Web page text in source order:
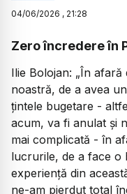
04/06/2026 , 21:28
Zero încredere în
Ilie Bolojan: „În afară
noastră, de a avea
țintele bugetare -
acum, va fi anulat și
mai complicată - în
lucrurile, de a face o
experiență din
ne-am pierdut total